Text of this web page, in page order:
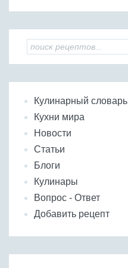
Кулинарный словарь
Кухни мира
Новости
Статьи
Блоги
Кулинары
Вопрос - Ответ
Добавить рецепт